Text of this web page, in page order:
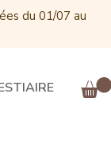
du 01/07 au